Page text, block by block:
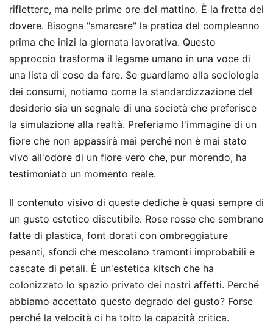
riflettere, ma nelle prime ore del mattino. È la fretta del
dovere. Bisogna "smarcare" la pratica del compleanno
prima che inizi la giornata lavorativa. Questo
approccio trasforma il legame umano in una voce di
una lista di cose da fare. Se guardiamo alla sociologia
dei consumi, notiamo come la standardizzazione del
desiderio sia un segnale di una società che preferisce
la simulazione alla realtà. Preferiamo l'immagine di un
fiore che non appassirà mai perché non è mai stato
vivo all'odore di un fiore vero che, pur morendo, ha
testimoniato un momento reale.
Il contenuto visivo di queste dediche è quasi sempre di
un gusto estetico discutibile. Rose rosse che sembrano
fatte di plastica, font dorati con ombreggiature
pesanti, sfondi che mescolano tramonti improbabili e
cascate di petali. È un'estetica kitsch che ha
colonizzato lo spazio privato dei nostri affetti. Perché
abbiamo accettato questo degrado del gusto? Forse
perché la velocità ci ha tolto la capacità critica.